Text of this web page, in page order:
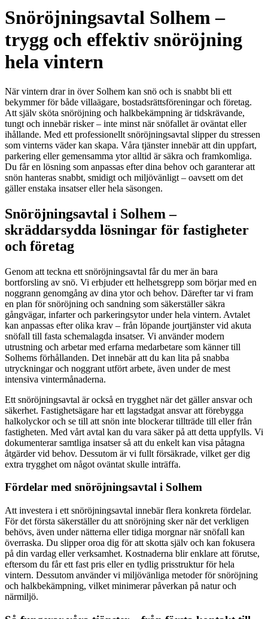
Snöröjningsavtal Solhem –
trygg och effektiv snöröjning
hela vintern
När vintern drar in över Solhem kan snö och is snabbt bli ett
bekymmer för både villaägare, bostadsrättsföreningar och företag.
Att själv sköta snöröjning och halkbekämpning är tidskrävande,
tungt och innebär risker – inte minst när snöfallet är oväntat eller
ihållande. Med ett professionellt snöröjningsavtal slipper du stressen
som vinterns väder kan skapa. Våra tjänster innebär att din uppfart,
parkering eller gemensamma ytor alltid är säkra och framkomliga.
Du får en lösning som anpassas efter dina behov och garanterar att
snön hanteras snabbt, smidigt och miljövänligt – oavsett om det
gäller enstaka insatser eller hela säsongen.
Snöröjningsavtal i Solhem –
skräddarsydda lösningar för fastigheter
och företag
Genom att teckna ett snöröjningsavtal får du mer än bara
bortforsling av snö. Vi erbjuder ett helhetsgrepp som börjar med en
noggrann genomgång av dina ytor och behov. Därefter tar vi fram
en plan för snöröjning och sandning som säkerställer säkra
gångvägar, infarter och parkeringsytor under hela vintern. Avtalet
kan anpassas efter olika krav – från löpande jourtjänster vid akuta
snöfall till fasta schemalagda insatser. Vi använder modern
utrustning och arbetar med erfarna medarbetare som känner till
Solhems förhållanden. Det innebär att du kan lita på snabba
utryckningar och noggrant utfört arbete, även under de mest
intensiva vintermånaderna.
Ett snöröjningsavtal är också en trygghet när det gäller ansvar och
säkerhet. Fastighetsägare har ett lagstadgat ansvar att förebygga
halkolyckor och se till att snön inte blockerar tillträde till eller från
fastigheten. Med vårt avtal kan du vara säker på att detta uppfylls. Vi
dokumenterar samtliga insatser så att du enkelt kan visa påtagna
åtgärder vid behov. Dessutom är vi fullt försäkrade, vilket ger dig
extra trygghet om något oväntat skulle inträffa.
Fördelar med snöröjningsavtal i Solhem
Att investera i ett snöröjningsavtal innebär flera konkreta fördelar.
För det första säkerställer du att snöröjning sker när det verkligen
behövs, även under nätterna eller tidiga morgnar när snöfall kan
överraska. Du slipper oroa dig för att skotta själv och kan fokusera
på din vardag eller verksamhet. Kostnaderna blir enklare att förutse,
eftersom du får ett fast pris eller en tydlig prisstruktur för hela
vintern. Dessutom använder vi miljövänliga metoder för snöröjning
och halkbekämpning, vilket minimerar påverkan på natur och
närmiljö.